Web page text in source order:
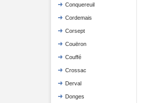
Conquereuil
Cordemais
Corsept
Couëron
Couffé
Crossac
Derval
Donges